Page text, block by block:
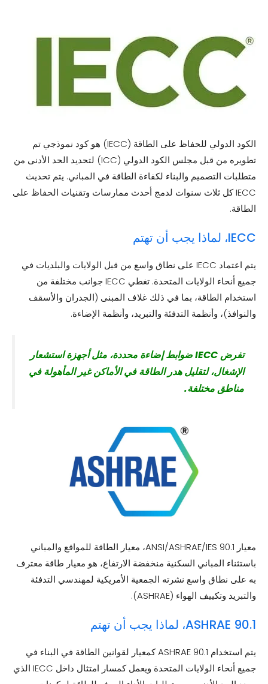
الكود الدولي للحفاظ على الطاقة (IECC) هو كود نموذجي تم
تطويره من قبل مجلس الكود الدولي (ICC) لتحديد الحد الأدنى من
متطلبات التصميم والبناء لكفاءة الطاقة في المباني. يتم تحديث
IECC كل ثلاث سنوات لدمج أحدث ممارسات وتقنيات الحفاظ على
الطاقة.
IECC، لماذا يجب أن تهتم
يتم اعتماد IECC على نطاق واسع من قبل الولايات والبلديات في
جميع أنحاء الولايات المتحدة. تغطي IECC جوانب مختلفة من
استخدام الطاقة، بما في ذلك غلاف المبنى (الجدران والأسقف
والنوافذ)، وأنظمة التدفئة والتبريد، وأنظمة الإضاءة.
تفرض IECC ضوابط إضاءة محددة، مثل أجهزة استشعار
الإشغال، لتقليل هدر الطاقة في الأماكن غير المأهولة في
مناطق مختلفة.
معيار ANSI/ASHRAE/IES 90.1، معيار الطاقة للمواقع والمباني
باستثناء المباني السكنية منخفضة الارتفاع، هو معيار طاقة معترف
به على نطاق واسع نشرته الجمعية الأمريكية لمهندسي التدفئة
والتبريد وتكييف الهواء (ASHRAE).
ASHRAE 90.1، لماذا يجب أن تهتم
يتم استخدام ASHRAE 90.1 كمعيار لقوانين الطاقة في البناء في
جميع أنحاء الولايات المتحدة ويعمل كمسار امتثال داخل IECC الذي